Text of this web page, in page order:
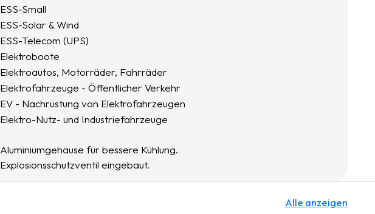
ESS-Small
ESS-Solar & Wind
ESS-Telecom (UPS)
Elektroboote
Elektroautos, Motorräder, Fahrräder
Elektrofahrzeuge - Öffentlicher Verkehr
EV - Nachrüstung von Elektrofahrzeugen
Elektro-Nutz- und Industriefahrzeuge
Aluminiumgehäuse für bessere Kühlung.
Explosionsschutzventil eingebaut.
Alle anzeigen